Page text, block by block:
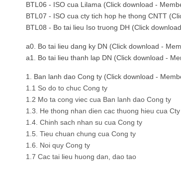
BTL06 - ISO cua Lilama (Click download -
BTL07 - ISO cua cty tich hop he thong CNTT
BTL08 - Bo tai lieu Iso truong DH (Click
a0. Bo tai lieu dang ky DN (Click download -
a1. Bo tai lieu thanh lap DN (Click download -
1. Ban lanh dao Cong ty (Click download -
1.1 So do to chuc Cong ty
1.2 Mo ta cong viec cua Ban lanh dao Cong ty
1.3. He thong nhan dien cac thuong hieu cua Cty
1.4. Chinh sach nhan su cua Cong ty
1.5. Tieu chuan chung cua Cong ty
1.6. Noi quy Cong ty
1.7 Cac tai lieu huong dan, dao tao